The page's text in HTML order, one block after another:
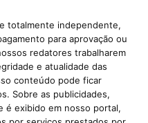
totalmente independente,
para aprovação ou
redatores trabalharem
e atualidade das
conteúdo pode ficar
Sobre as publicidades,
é exibido em nosso portal,